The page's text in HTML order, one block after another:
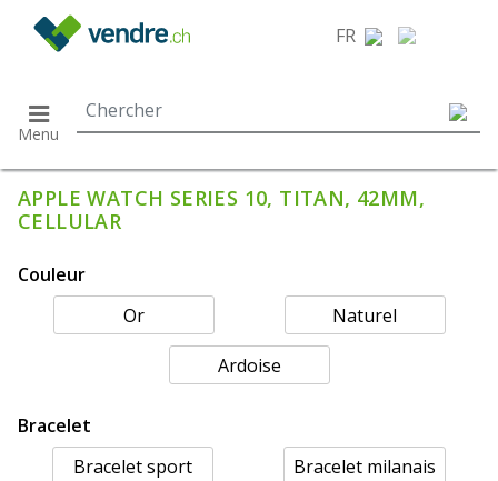
FR
Menu
APPLE WATCH SERIES 10, TITAN, 42MM,
CELLULAR
Couleur
Or
Naturel
Ardoise
Bracelet
Bracelet sport
Bracelet milanais